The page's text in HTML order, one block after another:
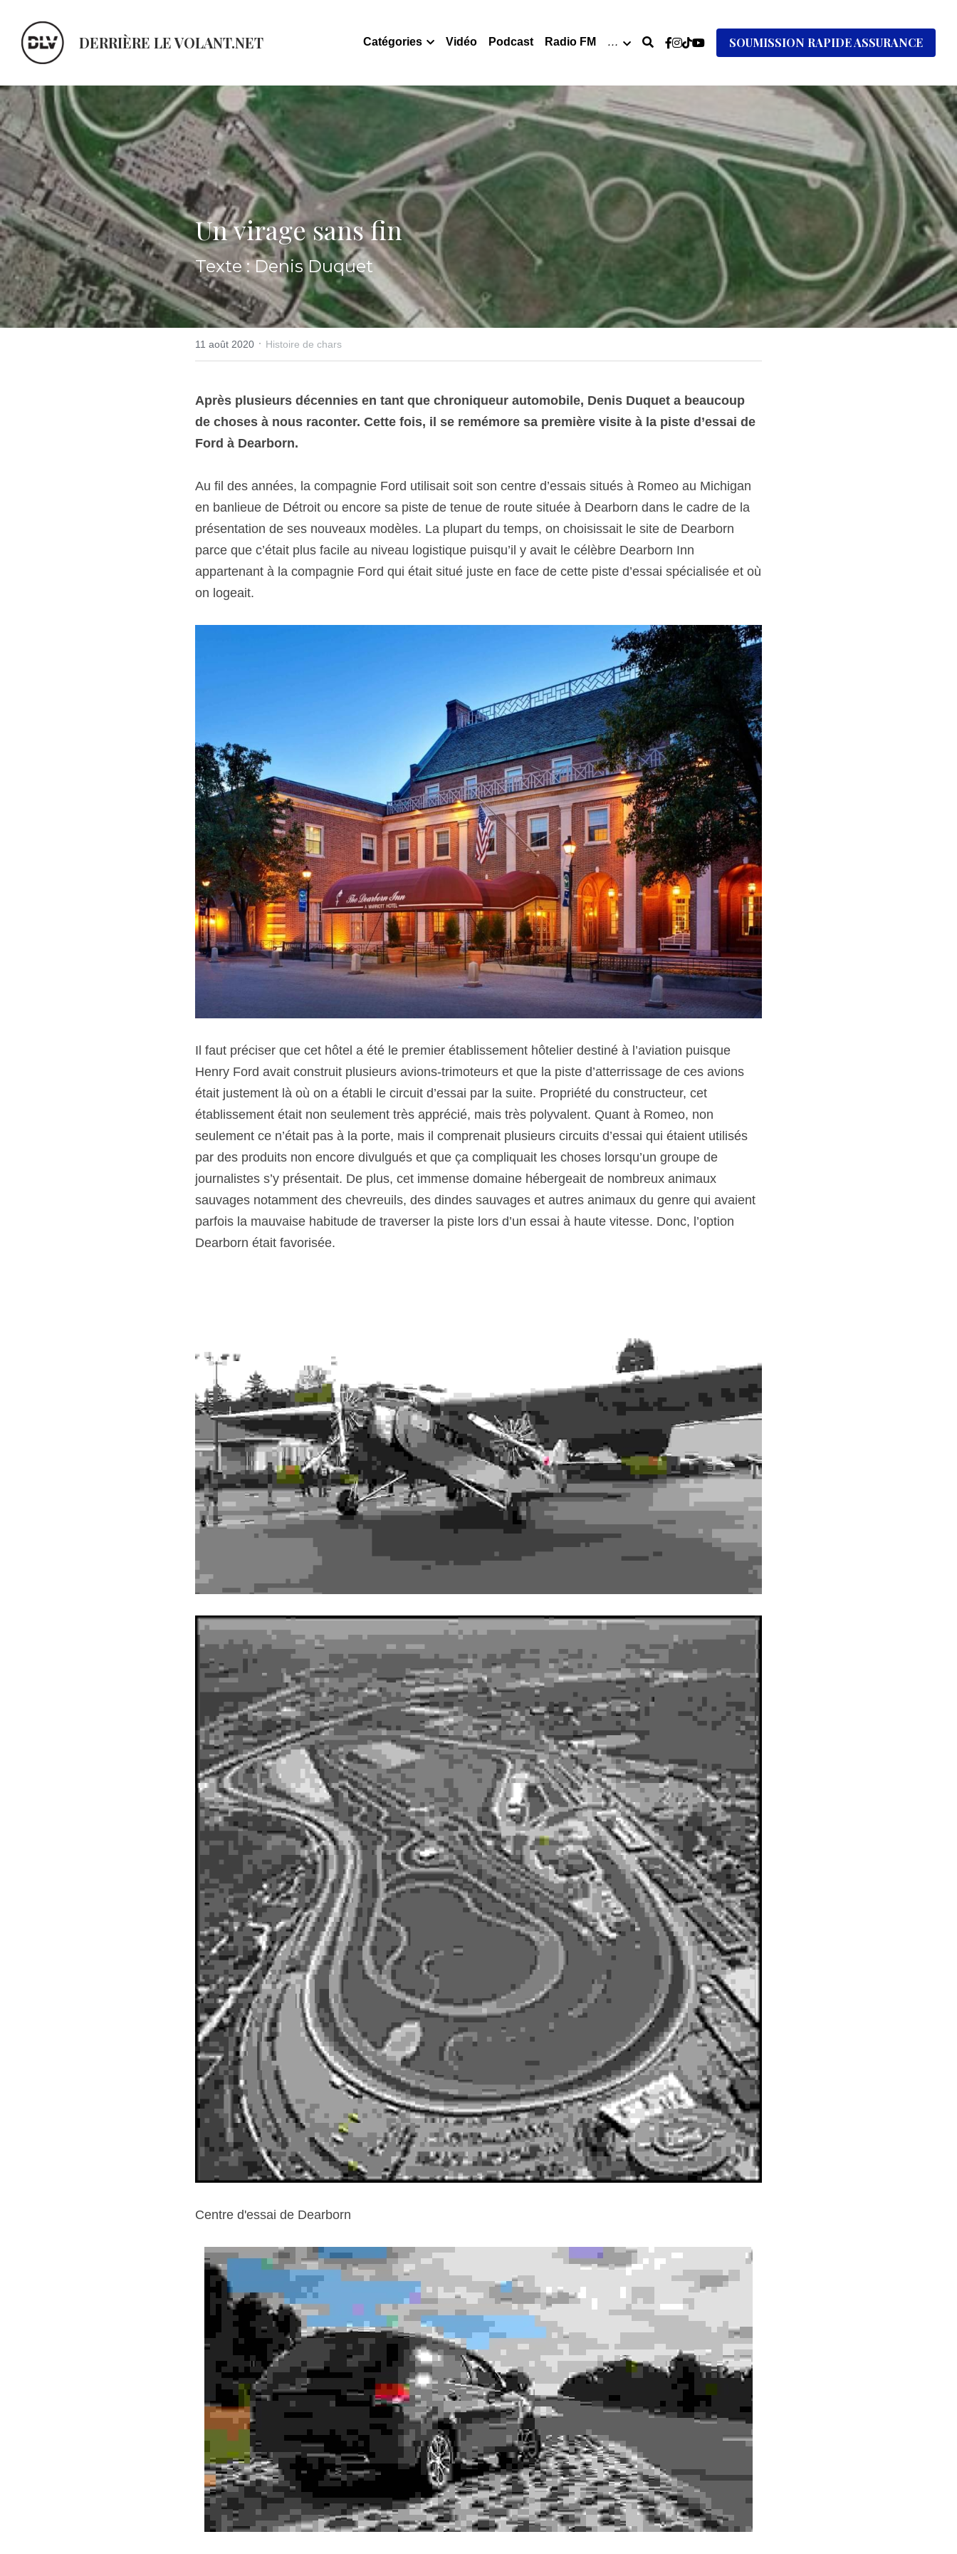
DERRIÈRE LE VOLANT.NET Catégories Vidéo Podcast Radio FM … SOUMISSION RAPIDE ASSURANCE
Un virage sans fin
Texte : Denis Duquet
11 août 2020 · Histoire de chars
Après plusieurs décennies en tant que chroniqueur automobile, Denis Duquet a beaucoup
de choses à nous raconter. Cette fois, il se remémore sa première visite à la piste d’essai de
Ford à Dearborn.
Au fil des années, la compagnie Ford utilisait soit son centre d’essais situés à Romeo au Michigan
en banlieue de Détroit ou encore sa piste de tenue de route située à Dearborn dans le cadre de la
présentation de ses nouveaux modèles. La plupart du temps, on choisissait le site de Dearborn
parce que c’était plus facile au niveau logistique puisqu’il y avait le célèbre Dearborn Inn
appartenant à la compagnie Ford qui était situé juste en face de cette piste d’essai spécialisée et où
on logeait.
Il faut préciser que cet hôtel a été le premier établissement hôtelier destiné à l’aviation puisque
Henry Ford avait construit plusieurs avions-trimoteurs et que la piste d’atterrissage de ces avions
était justement là où on a établi le circuit d’essai par la suite. Propriété du constructeur, cet
établissement était non seulement très apprécié, mais très polyvalent. Quant à Romeo, non
seulement ce n’était pas à la porte, mais il comprenait plusieurs circuits d’essai qui étaient utilisés
par des produits non encore divulgués et que ça compliquait les choses lorsqu’un groupe de
journalistes s’y présentait. De plus, cet immense domaine hébergeait de nombreux animaux
sauvages notamment des chevreuils, des dindes sauvages et autres animaux du genre qui avaient
parfois la mauvaise habitude de traverser la piste lors d’un essai à haute vitesse. Donc, l’option
Dearborn était favorisée.
Centre d'essai de Dearborn